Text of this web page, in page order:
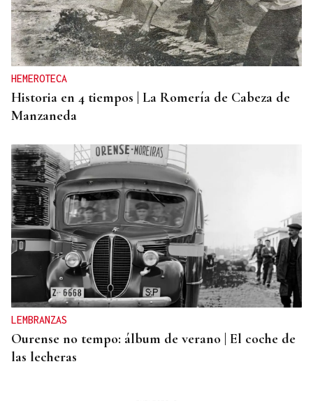
HEMEROTECA
Historia en 4 tiempos | La Romería de Cabeza de
Manzaneda
LEMBRANZAS
Ourense no tempo: álbum de verano | El coche de
las lecheras